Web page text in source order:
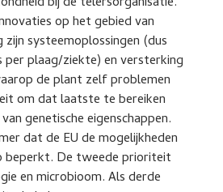
op het gebied van
zijn systeemoplossingen (dus
per plaag/ziekte) en versterking
de plant zelf problemen
om dat laatste te bereiken
genetische eigenschappen.
dat de EU de mogelijkheden
beperkt. De tweede prioriteit
en microbioom. Als derde